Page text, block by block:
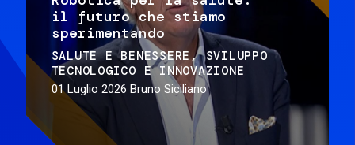
il futuro che stiamo
sperimentando
SALUTE E BENESSERE
SVILUPPO
TECNOLOGICO E INNOVAZIONE
01 Luglio 2026 Bruno Siciliano